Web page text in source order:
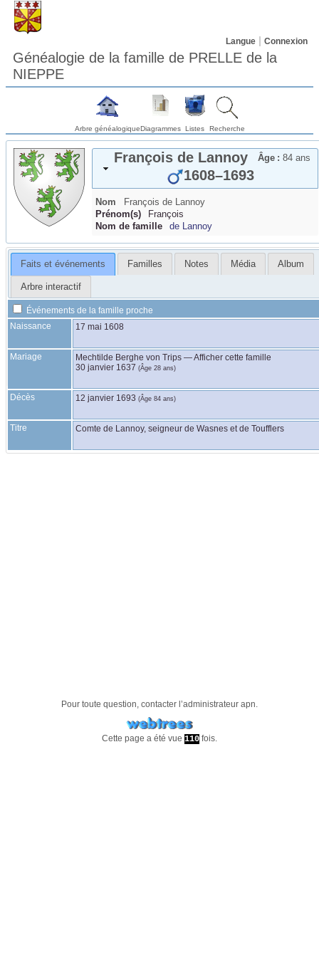
Langue Connexion
Généalogie de la famille de PRELLE de la
NIEPPE
Arbre généalogiqueDiagrammes Listes Recherche
François de Lannoy Âge : 84 ans
1608–1693
Nom François de Lannoy
Prénom(s)
François
Nom de famille
de Lannoy
Faits et événements Familles Notes Média Album
Arbre interactif
Événements de la famille proche
Naissance
17 mai 1608
Mariage Mechtilde Berghe von Trips —Afficher cette famille
30 janvier 1637 (Âge 28 ans)
Décès 12 janvier 1693 (Âge 84 ans)
Titre Comte de Lannoy, seigneur de Wasnes et de Toufflers
Pour toute question, contacter l’administrateur apn.
Cette page a été vue 110 fois.